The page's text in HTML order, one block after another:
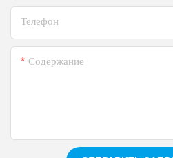
Телефон
Содержание